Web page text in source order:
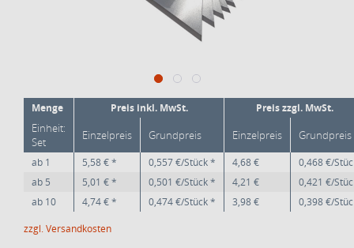
Menge Preis inkl. MwSt. Preis zzgl. MwSt.
Einheit:
Set
Einzelpreis Grundpreis Einzelpreis Grundpreis
ab 1 5,58 € * 0,557 €/Stück * 4,68 €
0,468 €/
ab 5 5,01 € * 0,501 €/Stück * 4,21 €
0,421 €/
ab 10 4,74 € * 0,474 €/Stück * 3,98 €
0,398 €/
zzgl. Versandkosten